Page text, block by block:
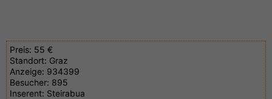
Preis: 55 €
Standort: Graz
Anzeige: 934399
Besucher: 895
Inserent: Steirabua